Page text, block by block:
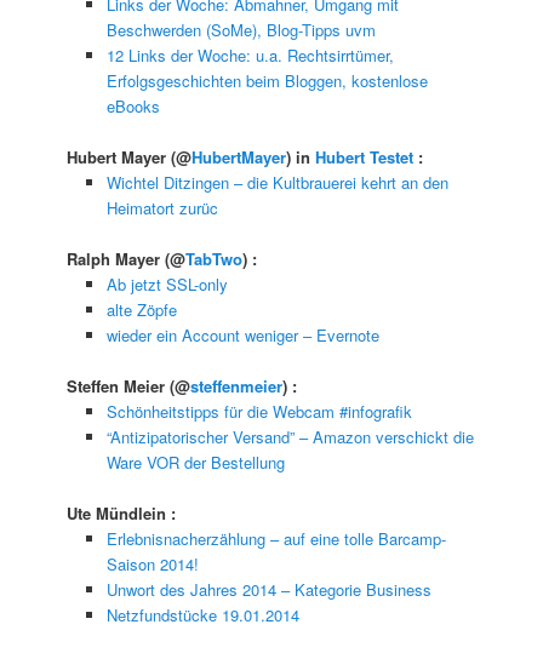
Beschwerden (SoMe), Blog-Tipps uvm
12 Links der Woche: u.a. Rechtsirrtümer,
Erfolgsgeschichten beim Bloggen, kostenlose
eBooks
Hubert Mayer(@HubertMayer) inHubert Testet :
Wichtel Ditzingen – die Kultbrauerei kehrt an den
Heimatort zurüc
Ralph Mayer(@TabTwo) :
Ab jetzt SSL-only
alte Zöpfe
wieder ein Account weniger – Evernote
Steffen Meier(@steffenmeier) :
Schönheitstipps für die Webcam #infografik
“Antizipatorischer Versand” – Amazon verschickt die
Ware VOR der Bestellung
Ute Mündlein :
Erlebnisnacherzählung – auf eine tolle Barcamp-
Saison 2014!
Unwort des Jahres 2014 – Kategorie Business
Netzfundstücke 19.01.2014